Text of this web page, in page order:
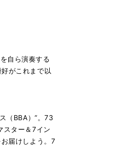
自ら演奏する
がこれまで以
（BBA）”。73
スター＆7イン
届けしよう。7